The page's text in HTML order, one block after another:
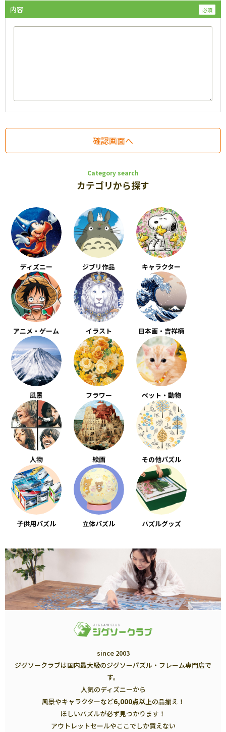
内容
Category search
カテゴリから探す
ディズニー ジブリ作品 キャラクター
アニメ・ゲーム イラスト 日本画・吉祥柄
風景 フラワー ペット・動物
人物 絵画 その他パズル
子供用パズル 立体パズル パズルグッズ
since 2003
ジグソークラブは国内最大級のジグソーパズル・フレーム専門店で
す。
人気のディズニーから
風景やキャラクターなど6,000点以上の品揃え！
ほしいパズルが必ず見つかります！
アウトレットセールやここでしか買えない